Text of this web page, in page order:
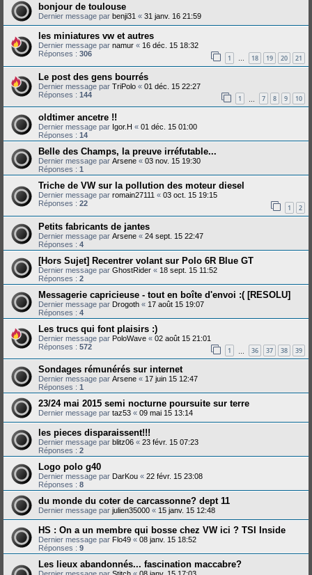
bonjour de toulouse
Dernier message par benji31 « 31 janv. 16 21:59
les miniatures vw et autres
Dernier message par namur « 16 déc. 15 18:32
Réponses : 306 1 … 18 19 20 21
Le post des gens bourrés
Dernier message par TriPolo « 01 déc. 15 22:27
Réponses : 144 1 7 8 9 10
oldtimer ancetre !!
Dernier message par Igor.H « 01 déc. 15 01:00
Réponses : 14
Belle des Champs, la preuve irréfutable...
Dernier message par Arsene « 03 nov. 15 19:30
Réponses : 1
Triche de VW sur la pollution des moteur diesel
Dernier message par romain27111 « 03 oct. 15 19:15
Réponses : 22 1 2
Petits fabricants de jantes
Dernier message par Arsene « 24 sept. 15 22:47
Réponses : 4
[Hors Sujet] Recentrer volant sur Polo 6R Blue GT
Dernier message par GhostRider « 18 sept. 15 11:52
Réponses : 2
Messagerie capricieuse - tout en boîte d'envoi :( [RESOLU]
Dernier message par Drogoth « 17 août 15 19:07
Réponses : 4
Les trucs qui font plaisirs :)
Dernier message par PoloWave « 02 août 15 21:01
Réponses : 572 1 36 37 38 39
Sondages rémunérés sur internet
Dernier message par Arsene « 17 juin 15 12:47
Réponses : 1
23/24 mai 2015 semi nocturne poursuite sur terre
Dernier message par taz53 « 09 mai 15 13:14
les pieces disparaissent!!!
Dernier message par blitz06 « 23 févr. 15 07:23
Réponses : 2
Logo polo g40
Dernier message par DarKou « 22 févr. 15 23:08
Réponses : 8
du monde du coter de carcassonne? dept 11
Dernier message par julien35000 « 15 janv. 15 12:48
HS : On a un membre qui bosse chez VW ici ? TSI Inside
Dernier message par Flo49 « 08 janv. 15 18:52
Réponses : 9
Les lieux abandonnés... fascination maccabre?